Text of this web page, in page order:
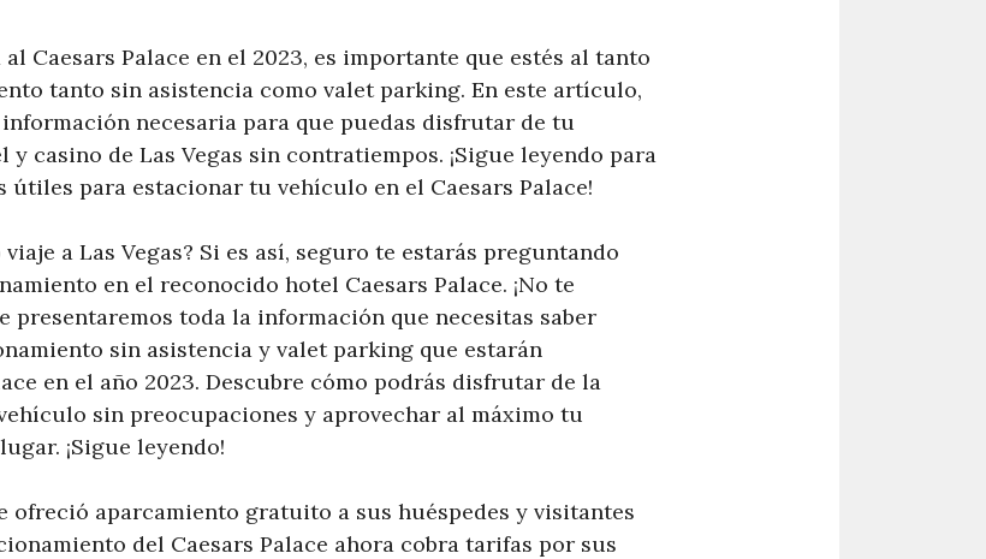
Caesars Palace en el 2023, es importante que estés al tanto
tanto sin asistencia como valet parking. En este artículo,
necesaria para que puedas disfrutar de tu
casino de Las Vegas sin contratiempos. ¡Sigue leyendo para
útiles para estacionar tu vehículo en el Caesars Palace!
a Las Vegas? Si es así, seguro te estarás preguntando
en el reconocido hotel Caesars Palace. ¡No te
presentaremos toda la información que necesitas saber
sin asistencia y valet parking que estarán
en el año 2023. Descubre cómo podrás disfrutar de la
sin preocupaciones y aprovechar al máximo tu
¡Sigue leyendo!
ofreció aparcamiento gratuito a sus huéspedes y visitantes
del Caesars Palace ahora cobra tarifas por sus